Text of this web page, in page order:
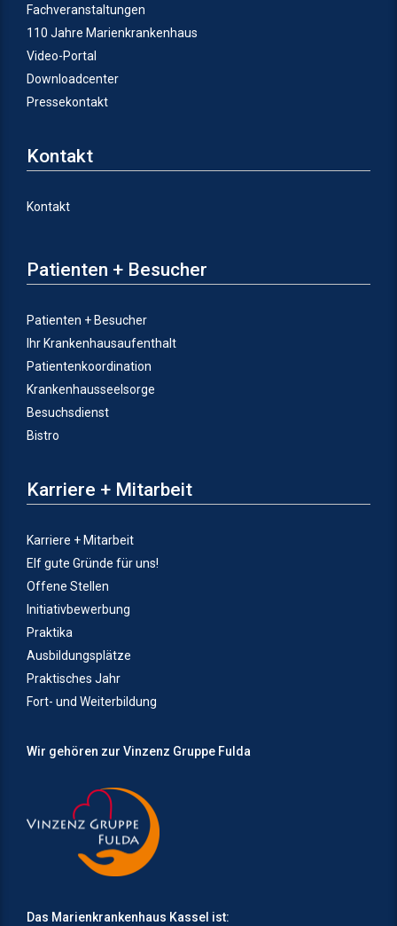
Fachveranstaltungen
110 Jahre Marienkrankenhaus
Video-Portal
Downloadcenter
Pressekontakt
Kontakt
Kontakt
Patienten + Besucher
Patienten + Besucher
Ihr Krankenhausaufenthalt
Patientenkoordination
Krankenhausseelsorge
Besuchsdienst
Bistro
Karriere + Mitarbeit
Karriere + Mitarbeit
Elf gute Gründe für uns!
Offene Stellen
Initiativbewerbung
Praktika
Ausbildungsplätze
Praktisches Jahr
Fort- und Weiterbildung
Wir gehören zur Vinzenz Gruppe Fulda
Das Marienkrankenhaus Kassel ist: